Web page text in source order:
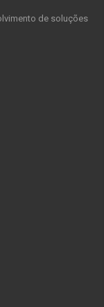
de soluções